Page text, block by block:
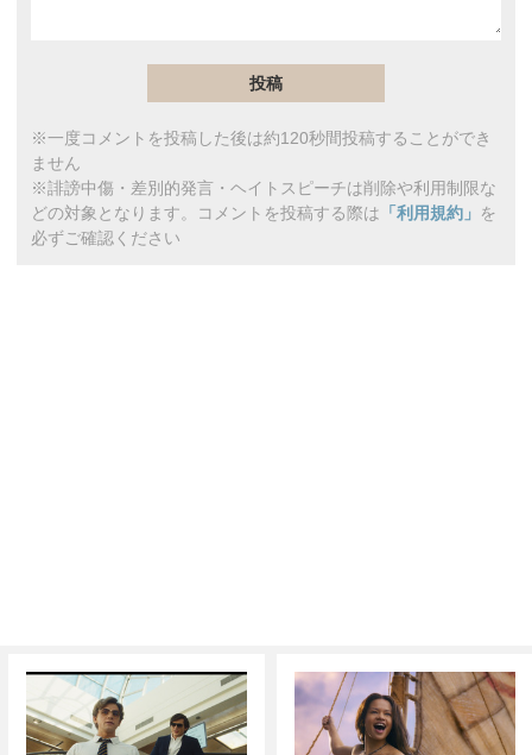
※一度コメントを投稿した後は約120秒間投稿することができ
ません
※誹謗中傷・差別的発言・ヘイトスピーチは削除や利用制限な
どの対象となります。コメントを投稿する際は 「利用規約」 を
必ずご確認ください